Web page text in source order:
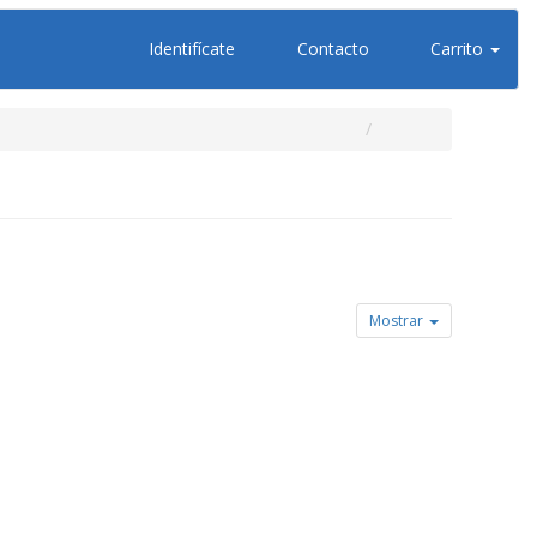
Identifícate Contacto Carrito
Mostrar